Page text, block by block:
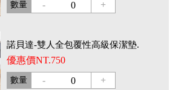
數量 - 0 +
諾貝達-雙人全包覆性高級保潔墊.
優惠價NT.750
數量 - 0 +